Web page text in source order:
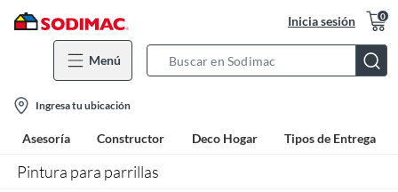
Inicia sesión 0
Menú
Bar
location-
icon
Ingresa tu ubicación
Asesoría Constructor Deco Hogar Tipos de Entrega
Pintura para parrillas